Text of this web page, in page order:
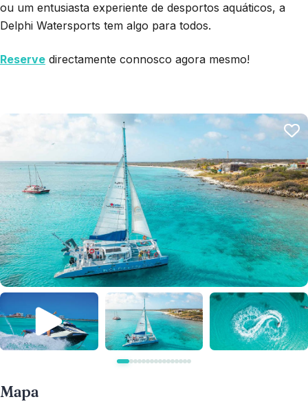
ou um entusiasta experiente de desportos aquáticos, a
Delphi Watersports tem algo para todos.
Reserve directamente connosco agora mesmo!
Mapa